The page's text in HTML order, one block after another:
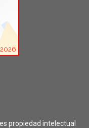
propiedad intelectual